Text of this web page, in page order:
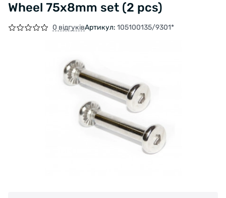
Wheel 75x8mm set (2 pcs)
0 відгуківАртикул: 105100135/9301*